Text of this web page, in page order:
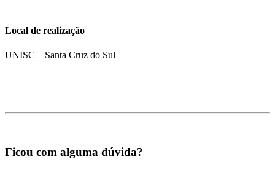
Local de realização
UNISC – Santa Cruz do Sul
Ficou com alguma dúvida?